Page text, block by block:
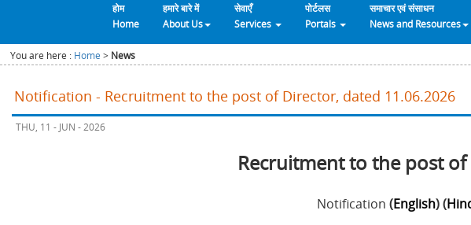
होम
Home
हमारे बारे में
About Us
सेवाएँ
Services
पोर्टलस
Portals
समाचार एवं संसाधन
News and Resources
You are here : Home > News
Notification - Recruitment to the post of Director, dated 11.06.2026
THU, 11 - JUN - 2026
Recruitment to the post of
Notification (English) (